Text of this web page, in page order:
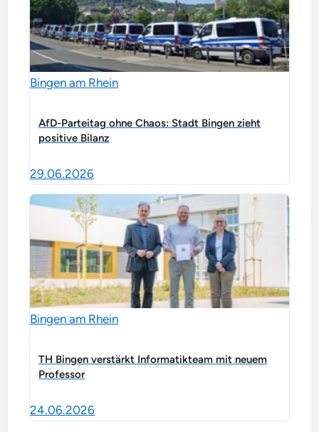
Bingen am Rhein
AfD-Parteitag ohne Chaos: Stadt Bingen zieht
positive Bilanz
29.06.2026
Bingen am Rhein
TH Bingen verstärkt Informatikteam mit neuem
Professor
24.06.2026